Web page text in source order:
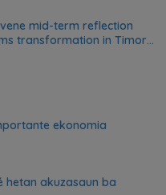
mid-term reflection
transformation in Timor-
ekonomia
hetan akuzasaun ba